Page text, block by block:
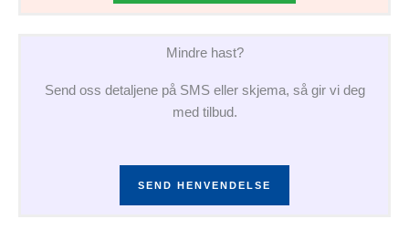
Mindre hast?
Send oss detaljene på SMS eller skjema, så gir vi deg
med tilbud.
SEND HENVENDELSE